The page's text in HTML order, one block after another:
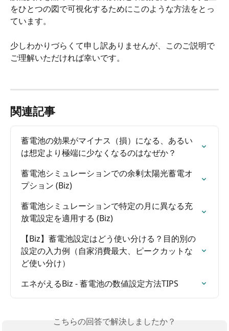
をひとつの図で可視化するためにこのような方法をとっ
ています。
少しわかりづらくて申し訳ありませんが、このご説明で
ご理解いただければ幸いです。
関連記事
蓄電池の効果がマイナス（損）になる、あるい
は想定より極端に少なくなるのはなぜか？
蓄電池シミュレーションでの余剰太陽光蓄電オ
プション (Biz)
蓄電池シミュレーションで特定の月に異なる充
放電設定を適用する (Biz)
【Biz】蓄電池設定はどう使い分ける？目的別の
設定の入力例（自家消費最大、ピークカットな
ど使い分け）
エネがえるBiz - 蓄電池の数値設定方法TIPS
こちらの回答で解決しましたか？